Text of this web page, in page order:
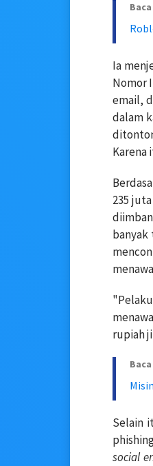
Ia
Nomor
email,
dalam
Karena
235
banyak
rupiah
Selain
social